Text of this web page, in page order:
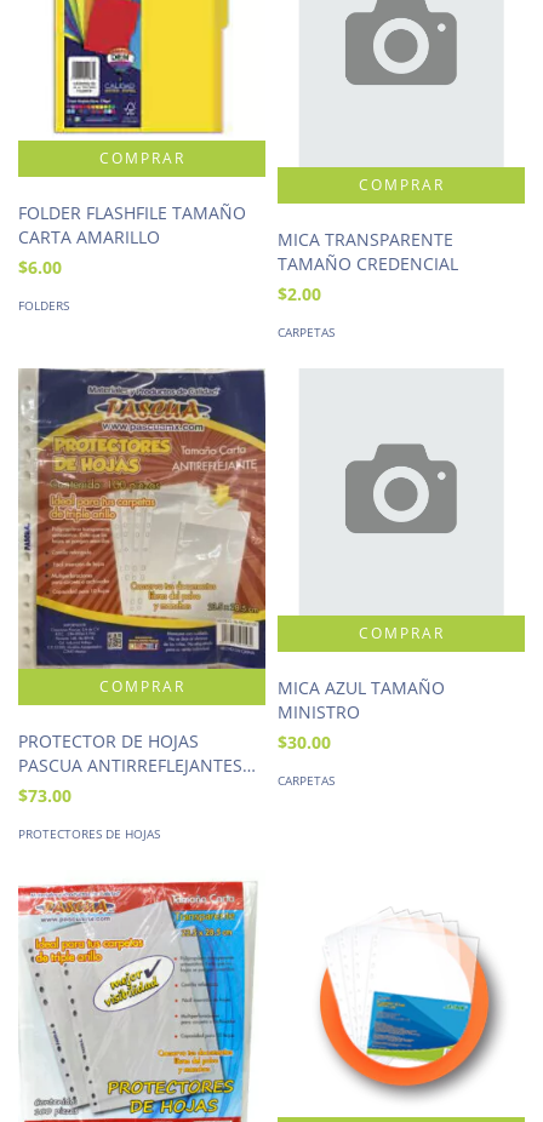
FOLDER FLASHFILE TAMAÑO
CARTA AMARILLO
$6.00
FOLDERS
MICA TRANSPARENTE
TAMAÑO CREDENCIAL
$2.00
CARPETAS
PROTECTOR DE HOJAS
PASCUA ANTIRREFLEJANTES
100 PIEZAS
$73.00
PROTECTORES DE HOJAS
MICA AZUL TAMAÑO
MINISTRO
$30.00
CARPETAS